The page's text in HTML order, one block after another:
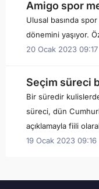
Amigo spor
Ulusal basında
dönemini yaşıyor.
20 Ocak 2023 09:17
Seçim süreci
Bir süredir
süreci, dün
açıklamayla fiili
19 Ocak 2023 09:16